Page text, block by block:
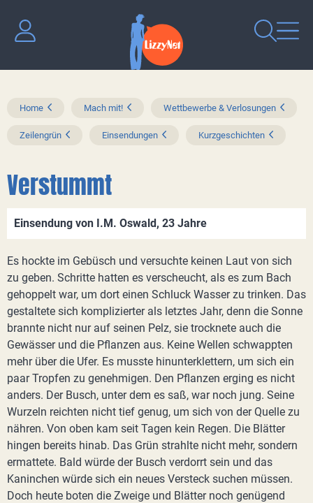
Home Mach mit! Wettbewerbe & Verlosungen
Zeilengrün Einsendungen Kurzgeschichten
Verstummt
Einsendung von I.M. Oswald, 23 Jahre
Es hockte im Gebüsch und versuchte keinen Laut von sich
zu geben. Schritte hatten es verscheucht, als es zum Bach
gehoppelt war, um dort einen Schluck Wasser zu trinken. Das
gestaltete sich komplizierter als letztes Jahr, denn die Sonne
brannte nicht nur auf seinen Pelz, sie trocknete auch die
Gewässer und die Pflanzen aus. Keine Wellen schwappten
mehr über die Ufer. Es musste hinunterklettern, um sich ein
paar Tropfen zu genehmigen. Den Pflanzen erging es nicht
anders. Der Busch, unter dem es saß, war noch jung. Seine
Wurzeln reichten nicht tief genug, um sich von der Quelle zu
nähren. Von oben kam seit Tagen kein Regen. Die Blätter
hingen bereits hinab. Das Grün strahlte nicht mehr, sondern
ermattete. Bald würde der Busch verdorrt sein und das
Kaninchen würde sich ein neues Versteck suchen müssen.
Doch heute boten die Zweige und Blätter noch genügend